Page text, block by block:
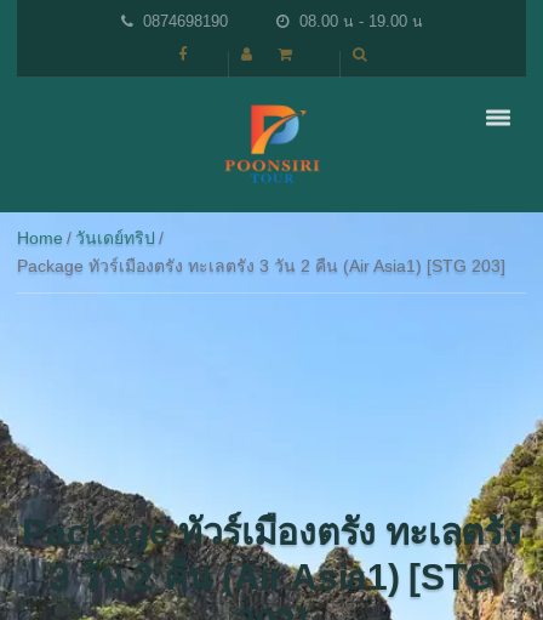
0874698190 08.00 น - 19.00 น
Home
วันเดย์ทริป
Package ทัวร์เมืองตรัง ทะเลตรัง 3 วัน 2 คืน (Air Asia1) [STG 203]
Package ทัวร์เมืองตรัง ทะเลตรัง
3 วัน 2 คืน (Air Asia1) [STG